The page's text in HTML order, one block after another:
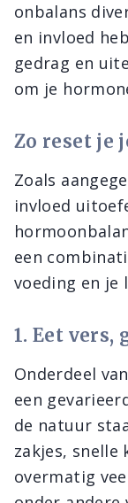
onbalans
en invloed
gedrag en
om je
Zo reset je
Zoals
invloed
een
voeding en je
1. Eet vers,
Onderdeel
een
de natuur
zakjes, snelle
overmatig